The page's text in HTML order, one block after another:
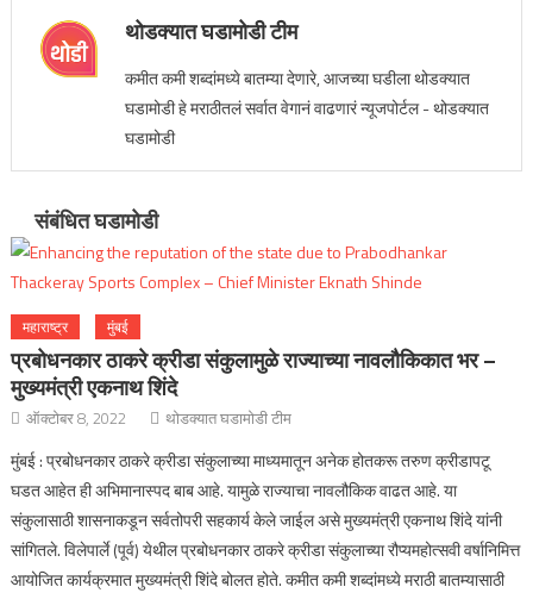
थोडक्यात घडामोडी टीम
कमीत कमी शब्दांमध्ये बातम्या देणारे, आजच्या घडीला थोडक्यात
घडामोडी हे मराठीतलं सर्वात वेगानं वाढणारं न्यूजपोर्टल - थोडक्यात
घडामोडी
संबंधित घडामोडी
महाराष्ट्र मुंबई
प्रबोधनकार ठाकरे क्रीडा संकुलामुळे राज्याच्या नावलौकिकात भर –
मुख्यमंत्री एकनाथ शिंदे
ऑक्टोबर 8, 2022 थोडक्यात घडामोडी टीम
मुंबई : प्रबोधनकार ठाकरे क्रीडा संकुलाच्या माध्यमातून अनेक होतकरू तरुण क्रीडापटू
घडत आहेत ही अभिमानास्पद बाब आहे. यामुळे राज्याचा नावलौकिक वाढत आहे. या
संकुलासाठी शासनाकडून सर्वतोपरी सहकार्य केले जाईल असे मुख्यमंत्री एकनाथ शिंदे यांनी
सांगितले. विलेपार्ले (पूर्व) येथील प्रबोधनकार ठाकरे क्रीडा संकुलाच्या रौप्यमहोत्सवी वर्षानिमित्त
आयोजित कार्यक्रमात मुख्यमंत्री शिंदे बोलत होते. कमीत कमी शब्दांमध्ये मराठी बातम्यासाठी